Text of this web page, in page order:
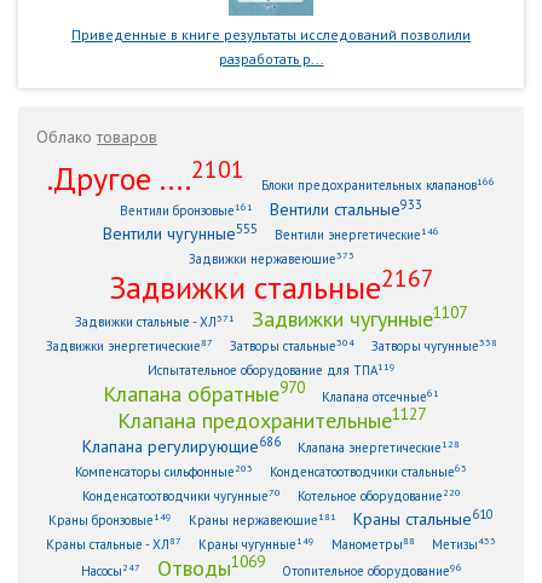
Приведенные в книге результаты исследований позволили
разработать р...
Облакотоваров
.Другое ....2101
Блоки предохранительных клапанов166
Вентили бронзовые161 Вентили стальные933
Вентили чугунные555 Вентили энергетические146
Задвижки нержавеющие373
Задвижки стальные2167
Задвижки стальные - ХЛ371 Задвижки чугунные1107
Задвижки энергетические87 Затворы стальные304 Затворы чугунные338
Испытательное оборудование для ТПА119
Клапана обратные970 Клапана отсечные61
Клапана предохранительные1127
Клапана регулирующие686 Клапана энергетические128
Компенсаторы сильфонные 203 Конденсатоотводчики стальные63
Конденсатоотводчики чугунные70 Котельное оборудование 220
Краны бронзовые149 Краны нержавеющие181 Краны стальные610
Краны стальные - ХЛ87 Краны чугунные149 Манометры88 Метизы433
Насосы 247 Отводы1069 Отопительное оборудование96